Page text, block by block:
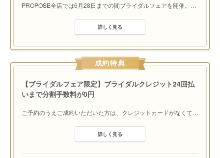
一組に対して心のこもった接客を心掛け、指輪の知
識も丁寧に案内。ふたりが納得する指輪に出逢えるよう親身に相
談に乗ってくれる。男性の来店が多い同店ではサプライズプロポ
ーズについてのアドバイスも。「購入後も気軽に訪れてもらいた
い」という想いからアフターサービスも充実。
PROPOSE全店では6月28日までの間ブライダルフェアを開催。 …
詳しく見る
成約特典
【ブライダルフェア限定】ブライダルクレジット24回払
いまで分割手数料が0円
ご予約のうえご成約いただいた方は、クレジットカードがなくて…
詳しく見る